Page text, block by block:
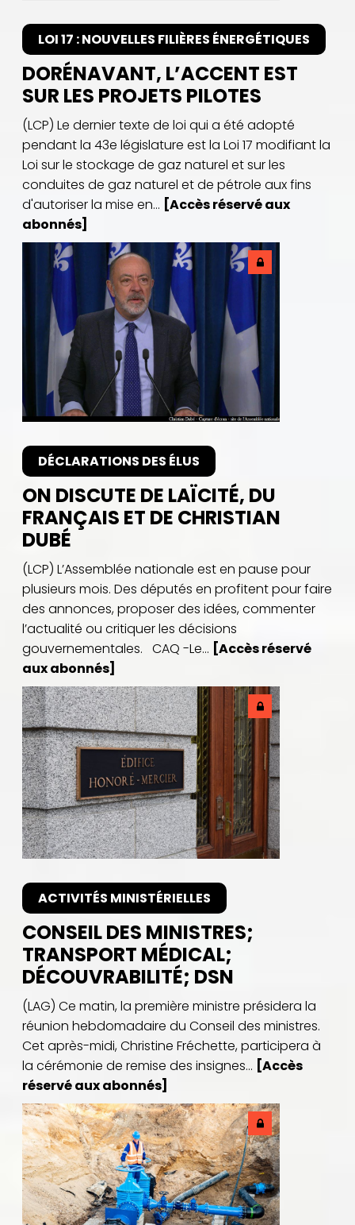
LOI 17 : NOUVELLES FILIÈRES ÉNERGÉTIQUES
DORÉNAVANT, L’ACCENT EST
SUR LES PROJETS PILOTES
(LCP) Le dernier texte de loi qui a été adopté
pendant la 43e législature est la Loi 17 modifiant la
Loi sur le stockage de gaz naturel et sur les
conduites de gaz naturel et de pétrole aux fins
d'autoriser la mise en... [Accès réservé aux
abonnés]
DÉCLARATIONS DES ÉLUS
ON DISCUTE DE LAÏCITÉ, DU
FRANÇAIS ET DE CHRISTIAN
DUBÉ
(LCP) L’Assemblée nationale est en pause pour
plusieurs mois. Des députés en profitent pour faire
des annonces, proposer des idées, commenter
l’actualité ou critiquer les décisions
gouvernementales. CAQ -Le... [Accès réservé
aux abonnés]
ACTIVITÉS MINISTÉRIELLES
CONSEIL DES MINISTRES;
TRANSPORT MÉDICAL;
DÉCOUVRABILITÉ; DSN
(LAG) Ce matin, la première ministre présidera la
réunion hebdomadaire du Conseil des ministres.
Cet après-midi, Christine Fréchette, participera à
la cérémonie de remise des insignes... [Accès
réservé aux abonnés]